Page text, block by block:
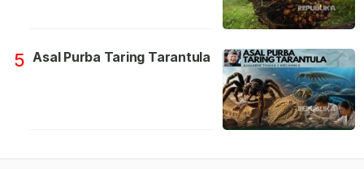
5 Asal Purba Taring Tarantula